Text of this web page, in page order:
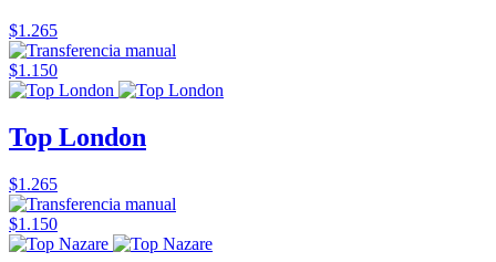
$1.265
$1.150
Top London
$1.265
$1.150